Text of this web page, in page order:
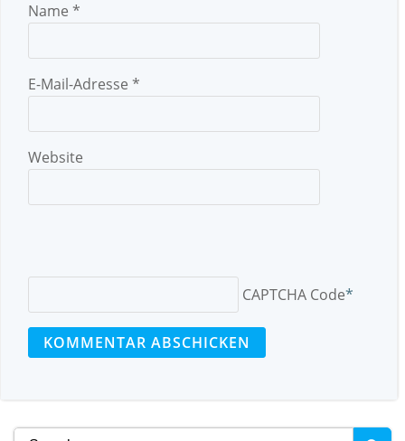
Name *
E-Mail-Adresse *
Website
CAPTCHA Code*
Search